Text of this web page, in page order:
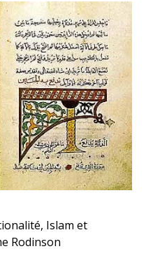
Islam et
Rodinson